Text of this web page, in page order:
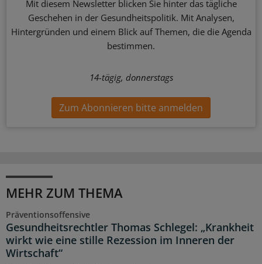
Mit diesem Newsletter blicken Sie hinter das tägliche
Geschehen in der Gesundheitspolitik. Mit Analysen,
Hintergründen und einem Blick auf Themen, die die Agenda
bestimmen.
14-tägig, donnerstags
Zum Abonnieren bitte anmelden
MEHR ZUM THEMA
Präventionsoffensive
Gesundheitsrechtler Thomas Schlegel: „Krankheit
wirkt wie eine stille Rezession im Inneren der
Wirtschaft“